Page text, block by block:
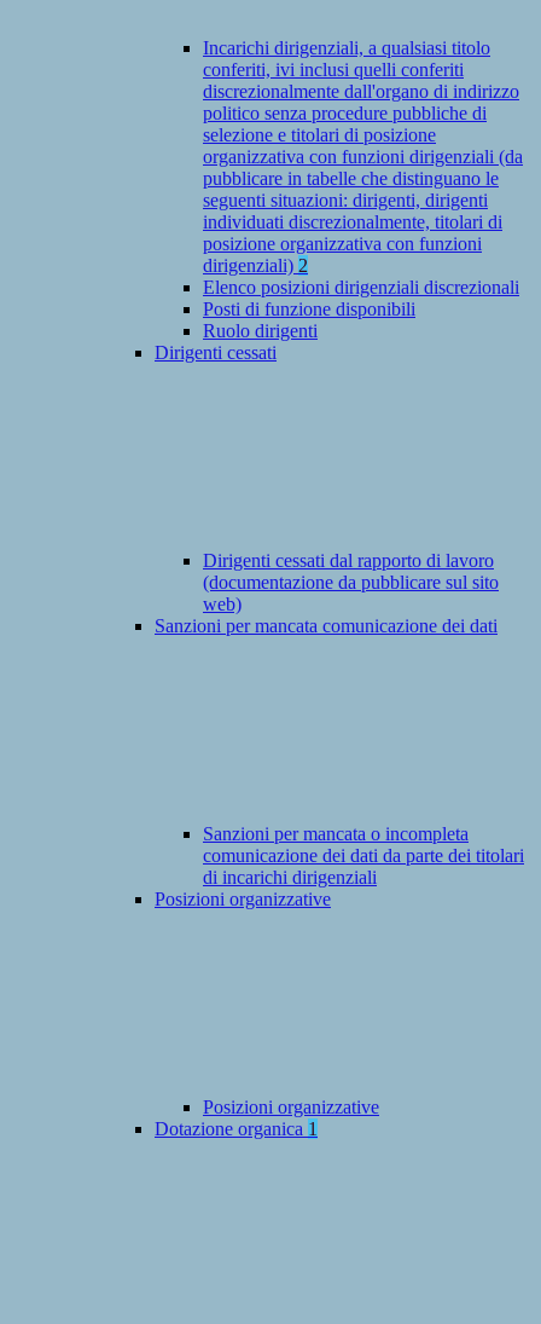
Incarichi dirigenziali, a qualsiasi titolo
conferiti, ivi inclusi quelli conferiti
discrezionalmente dall'organo di indirizzo
politico senza procedure pubbliche di
selezione e titolari di posizione
organizzativa con funzioni dirigenziali (da
pubblicare in tabelle che distinguano le
seguenti situazioni: dirigenti, dirigenti
individuati discrezionalmente, titolari di
posizione organizzativa con funzioni
dirigenziali) 2
Elenco posizioni dirigenziali discrezionali
Posti di funzione disponibili
Ruolo dirigenti
Dirigenti cessati
Dirigenti cessati dal rapporto di lavoro
(documentazione da pubblicare sul sito
web)
Sanzioni per mancata comunicazione dei dati
Sanzioni per mancata o incompleta
comunicazione dei dati da parte dei titolari
di incarichi dirigenziali
Posizioni organizzative
Posizioni organizzative
Dotazione organica 1